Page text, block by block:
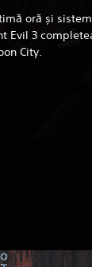
oră și
Evil 3
City.